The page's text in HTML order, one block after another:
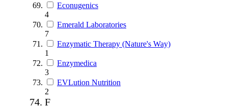
Econugenics
4
Emerald Laboratories
7
Enzymatic Therapy (Nature's Way)
1
Enzymedica
3
EVLution Nutrition
2
F